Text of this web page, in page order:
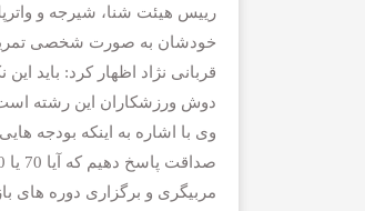
رییس هیئت شنا، شیرجه و
خودشان به صورت شخصی
قربانی نژاد اظهار کرد: باید
دوش ورزشکاران این رشته
وی با اشاره به اینکه بودجه
مربیگری و برگزاری دوره های